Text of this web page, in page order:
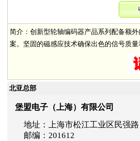
简介：创新型轮轴编码器产品系列配备额
案。坚固的磁感应技术确保出色的信号质量
北亚总部
堡盟电子（上海）有限公司
地址：上海市松江工业区民强路
邮编：201612